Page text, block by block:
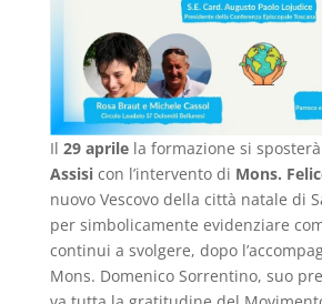
Il 29 aprilela formazione si
Assisicon l’intervento di Mons.
nuovo Vescovo della città natale di
per simbolicamente evidenziare
continui a svolgere, dopo
Mons. Domenico Sorrentino, suo